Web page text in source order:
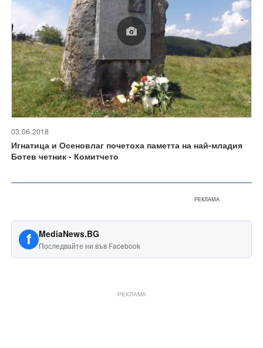
03.06.2018
Игнатица и Осеновлаг почетоха паметта на най-младия
Ботев четник - Комитчето
РЕКЛАМА
f MediaNews.BG
Последвайте ни във Facebook
РЕКЛАМА